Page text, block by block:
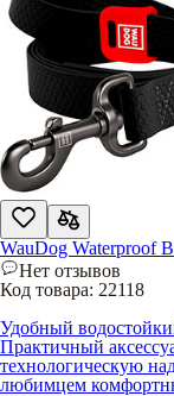
WauDog Waterproof
Нет отзывов
Код товара: 22118
Удобный
Практичный
технологическую
любимцем